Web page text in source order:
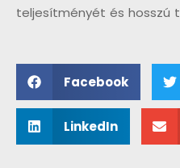
teljesítményét és hosszú
Facebook
LinkedIn